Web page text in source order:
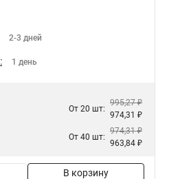
2-3 дней
1 день
От 20 шт:
995,27 ₽
974,31 ₽
От 40 шт:
974,31 ₽
963,84 ₽
В корзину